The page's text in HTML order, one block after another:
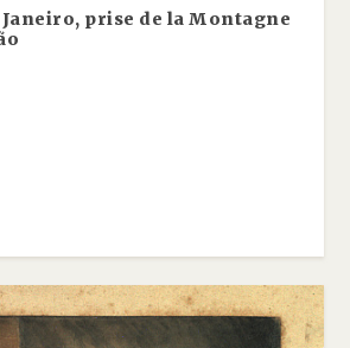
Janeiro, prise de la Montagne